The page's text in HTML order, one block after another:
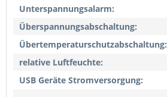
Unterspannungsalarm:
Überspannungsabschaltung:
Übertemperaturschutzabschaltung:
relative Luftfeuchte:
USB Geräte Stromversorgung: